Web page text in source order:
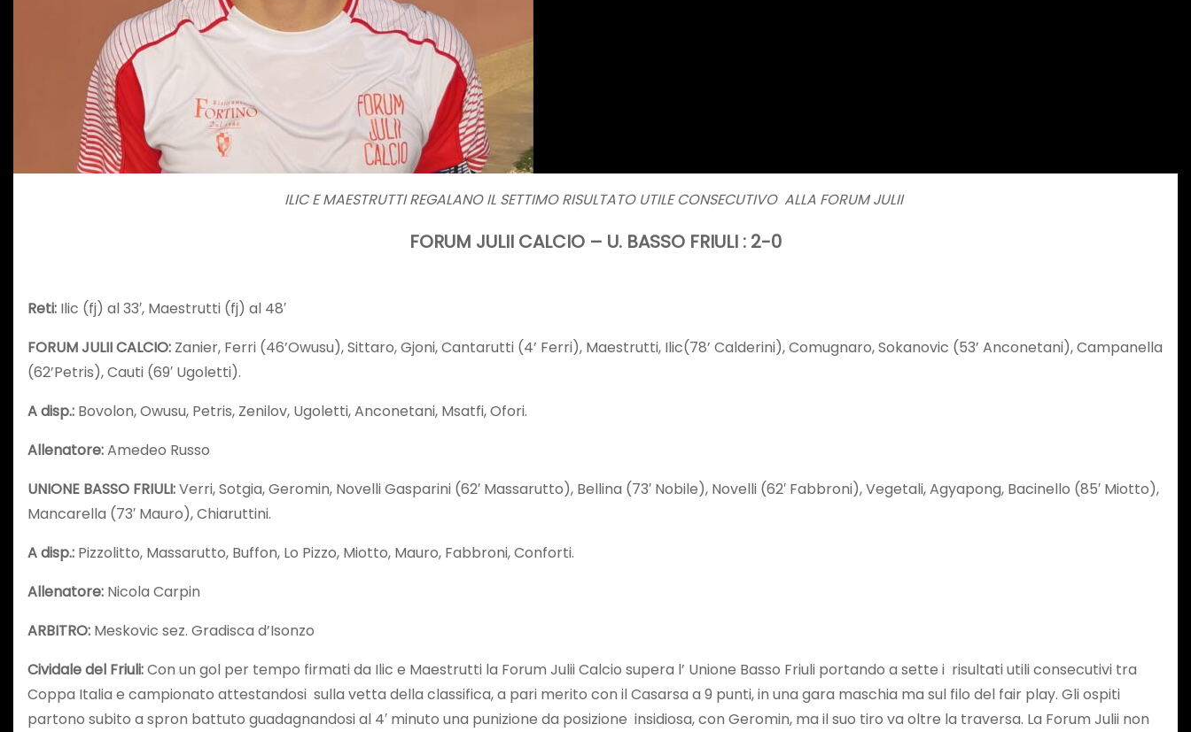
ILIC E MAESTRUTTI REGALANO IL SETTIMO RISULTATO UTILE CONSECUTIVO ALLA FORUM JULII
FORUM JULII CALCIO – U. BASSO FRIULI : 2-0
Reti: Ilic (fj) al 33′, Maestrutti (fj) al 48′
FORUM JULII CALCIO: Zanier, Ferri (46’Owusu), Sittaro, Gjoni, Cantarutti (4’ Ferri), Maestrutti, Ilic(78’ Calderini), Comugnaro, Sokanovic (53’ Anconetani), Campanella
(62’Petris), Cauti (69′ Ugoletti).
A disp.: Bovolon, Owusu, Petris, Zenilov, Ugoletti, Anconetani, Msatfi, Ofori.
Allenatore:Amedeo Russo
UNIONE BASSO FRIULI:Verri, Sotgia, Geromin, Novelli Gasparini (62′ Massarutto), Bellina (73′ Nobile), Novelli (62′ Fabbroni), Vegetali, Agyapong, Bacinello (85′ Miotto),
Mancarella (73′ Mauro), Chiaruttini.
A disp.: Pizzolitto, Massarutto, Buffon, Lo Pizzo, Miotto, Mauro, Fabbroni, Conforti.
Allenatore: Nicola Carpin
ARBITRO: Meskovic sez. Gradisca d’Isonzo
Cividale del Friuli:Con un gol per tempo firmati da Ilic e Maestrutti la Forum Julii Calcio supera l’ Unione Basso Friuli portando a sette i risultati utili consecutivi tra
Coppa Italia e campionato attestandosi sulla vetta della classifica, a pari merito con il Casarsa a 9 punti, in una gara maschia ma sul filo del fair play. Gli ospiti
partono subito a spron battuto guadagnandosi al 4′ minuto una punizione da posizione insidiosa, con Geromin, ma il suo tiro va oltre la traversa. La Forum Julii non